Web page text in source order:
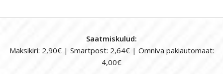
Saatmiskulud:
Maksikiri: 2,90€ | Smartpost: 2,64€ | Omniva pakiautomaat:
4,00€